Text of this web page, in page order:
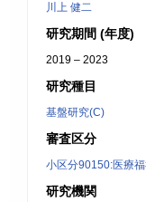
川上 健二
研究期間 (年度)
2019 – 2023
研究種目
基盤研究(C)
審査区分
小区分90150:医療
研究機関